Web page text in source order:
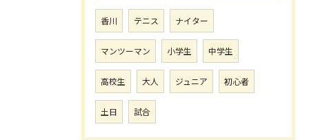
香川 テニス ナイター
マンツーマン 小学生 中学生
高校生 大人 ジュニア 初心者
土日 試合